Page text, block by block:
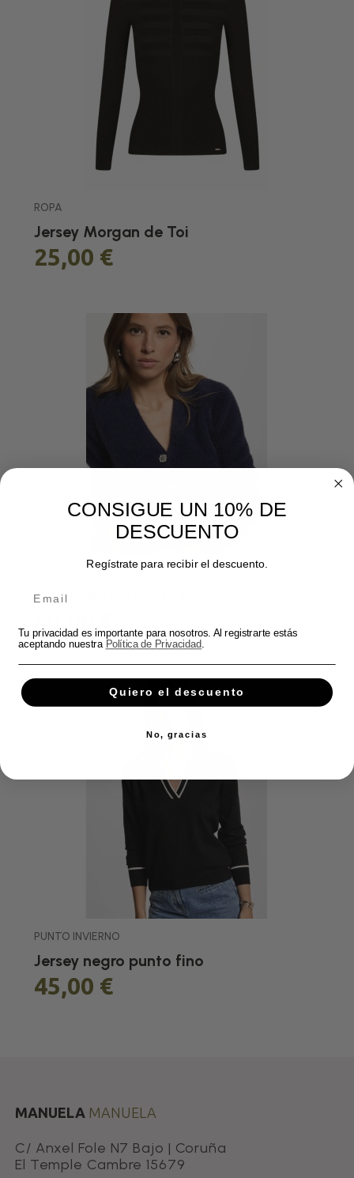
ROPA
Jersey Morgan de Toi
25,00 €
PUNTO INVIERNO
Chaqueta de punto basic
50,00 €
PUNTO INVIERNO
Jersey negro punto fino
45,00 €
MANUELA MANUELA
C/ Anxel Fole N7 Bajo | Coruña
El Temple Cambre 15679
CONSIGUE UN 10% DE
DESCUENTO
Regístrate para recibir el descuento.
Tu privacidad es importante para nosotros. Al registrarte estás
aceptando nuestra Política de Privacidad
Quiero el descuento
No, gracias